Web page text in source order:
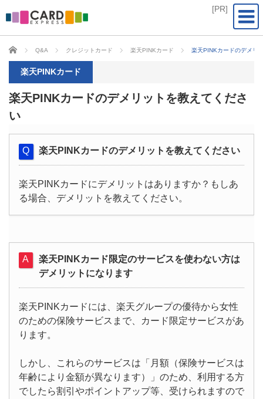
CARD EXPRESS
Q&A クレジットカード 楽天PINKカード 楽天PINKカードのデメリ
楽天PINKカード
楽天PINKカードのデメリットを教えてくださ
い
楽天PINKカードのデメリットを教えてください
楽天PINKカードにデメリットはありますか？もしあ
る場合、デメリットを教えてください。
楽天PINKカード限定のサービスを使わない方は
デメリットになります
楽天PINKカードには、楽天グループの優待から女性
のための保険サービスまで、カード限定サービスがあ
ります。
しかし、これらのサービスは「月額（保険サービスは
年齢により金額が異なります）」のため、利用する方
でしたら割引やポイントアップ等、受けられますので